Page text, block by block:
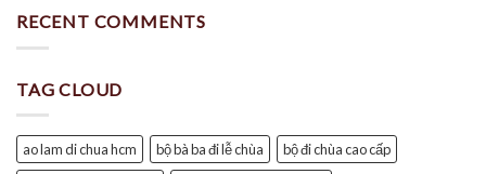
RECENT COMMENTS
TAG CLOUD
ao lam di chua hcm bộ bà ba đi lễ chùa
bộ đi chùa cao cấp